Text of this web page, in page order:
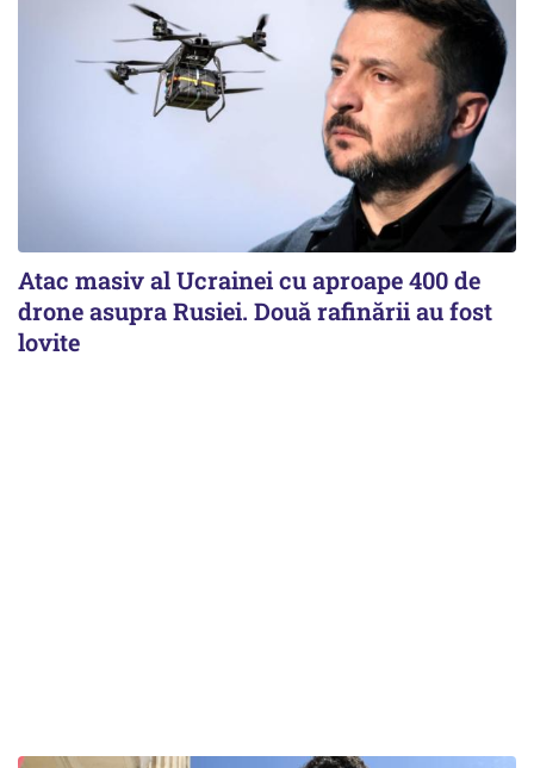
Atac masiv al Ucrainei cu aproape 400 de
drone asupra Rusiei. Două rafinării au fost
lovite